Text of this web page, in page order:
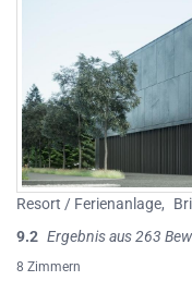
Resort / Ferienanlage,
9.2 Ergebnis aus 263
8 Zimmern